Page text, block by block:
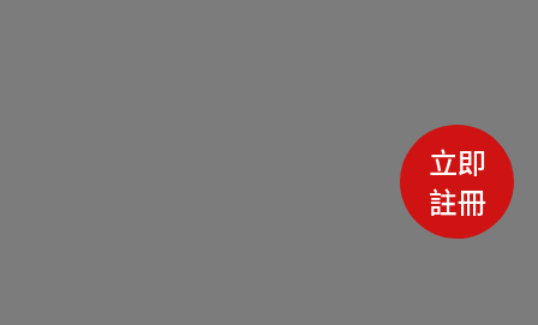
立即
註冊